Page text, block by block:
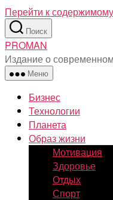
Перейти к содержимому
Поиск
PROMAN
Издание о
Меню
Бизнес
Технологии
Планета
Образ жизни
Мотивация
Здоровье
Отдых
Спорт